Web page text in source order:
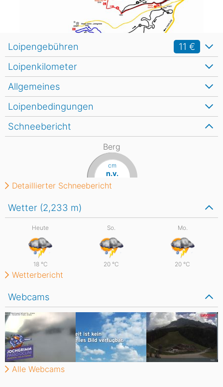
Schneebericht
Berg
cm
n.v.
Detaillierter Schneebericht
Loipenbedingungen
Wetter (2,233 m)
Heute
18 °C
So.
20 °C
Mo.
20 °C
Wetterbericht
Loipengebühren 11 €
Allgemeines
Loipenkilometer
Webcams
Alle Webcams